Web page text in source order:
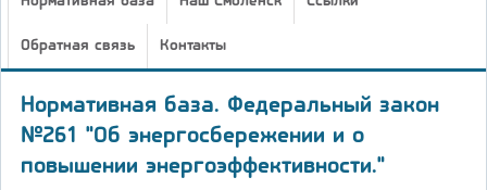
Обратная связь Контакты
Нормативная база. Федеральный закон
№261 "Об энергосбережении и о
повышении энергоэффективности."